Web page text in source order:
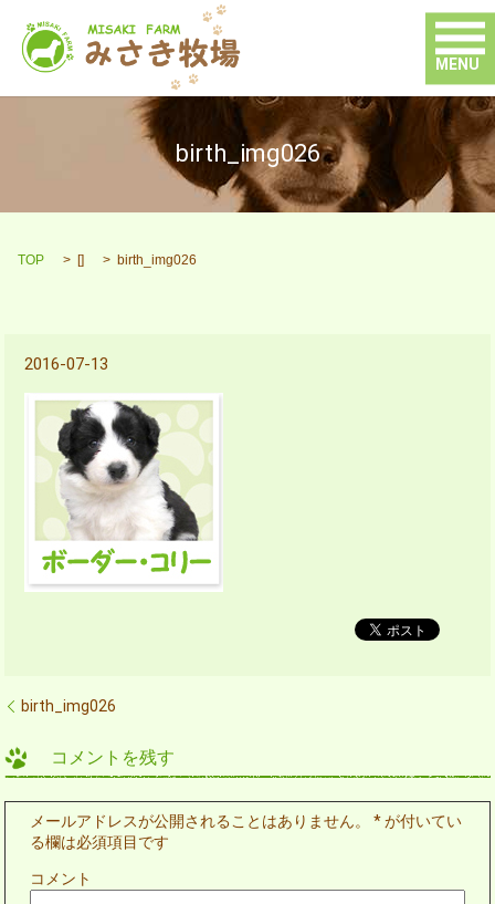
MENU
birth_img026
TOP [] birth_img026
2016-07-13
birth_img026
コメントを残す
メールアドレスが公開されることはありません。 *が付いてい
る欄は必須項目です
コメント